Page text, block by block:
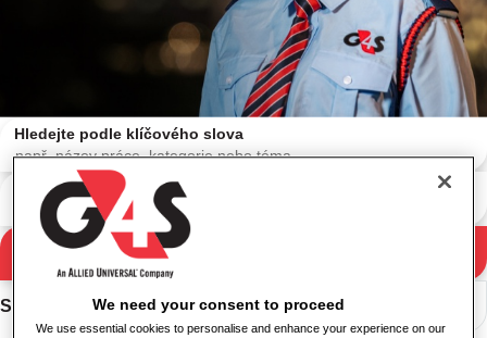
Výsledky vyhledávání
Hledejte podle klíčového slova
Vyhledávání podle místa
Seřadit We need your consent to proceed
We use essential cookies to personalise and enhance your experience on our